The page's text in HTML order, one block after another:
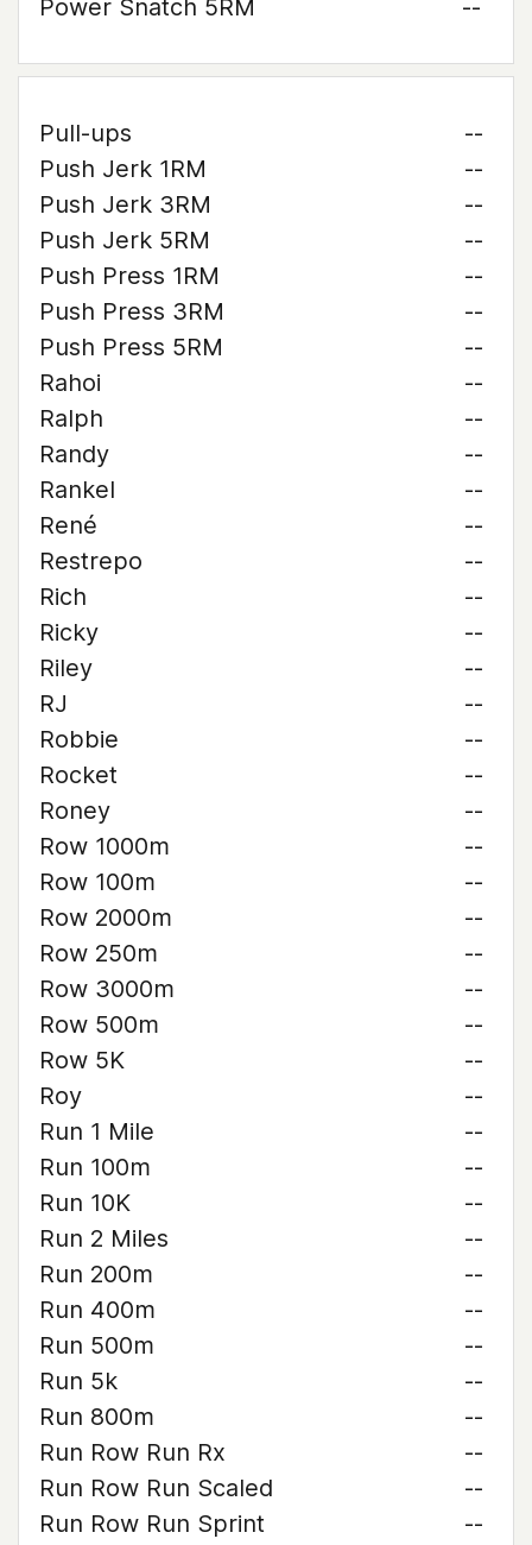
Power Snatch 5RM
--
Pull-ups
--
Push Jerk 1RM
--
Push Jerk 3RM
--
Push Jerk 5RM
--
Push Press 1RM
--
Push Press 3RM
--
Push Press 5RM
--
Rahoi
--
Ralph
--
Randy
--
Rankel
--
René
--
Restrepo
--
Rich
--
Ricky
--
Riley
--
RJ
--
Robbie
--
Rocket
--
Roney
--
Row 1000m
--
Row 100m
--
Row 2000m
--
Row 250m
--
Row 3000m
--
Row 500m
--
Row 5K
--
Roy
--
Run 1 Mile
--
Run 100m
--
Run 10K
--
Run 2 Miles
--
Run 200m
--
Run 400m
--
Run 500m
--
Run 5k
--
Run 800m
--
Run Row Run Rx
--
Run Row Run Scaled
--
Run Row Run Sprint
--